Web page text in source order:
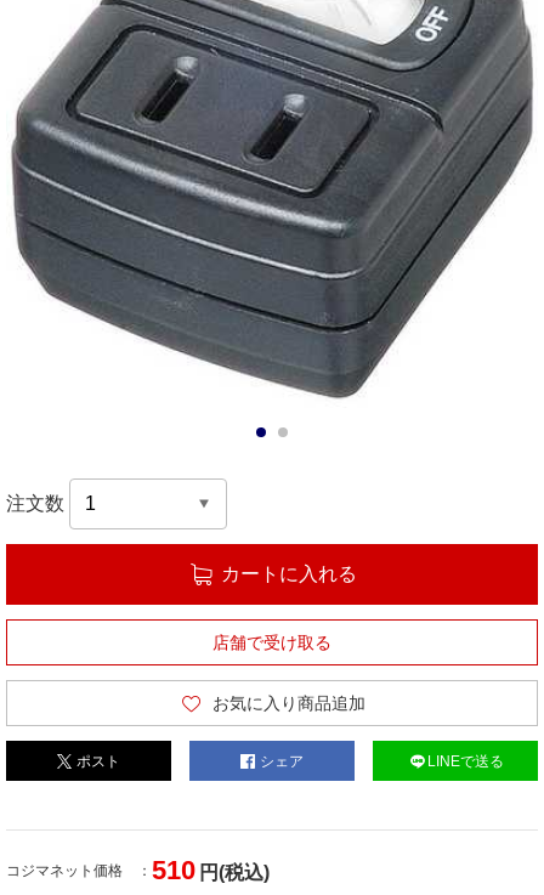
注文数
カートに入れる
店舗で受け取る
お気に入り商品追加
ポスト シェア LINEで送る
コジマネット価格 510 円(税込)